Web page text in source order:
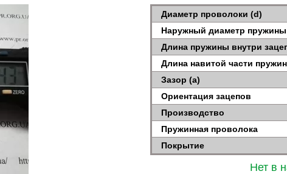
Диаметр проволоки (d)
Наружный диаметр пружины
Длина пружины внутри
Длина навитой части
Зазор (a)
Ориентация зацепов
Производство
Пружинная проволока
Покрытие
Нет в